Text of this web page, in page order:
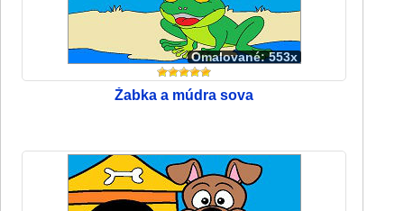
Omalované: 553x
Žabka a múdra sova